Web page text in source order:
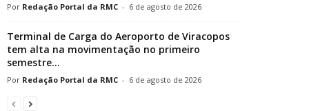
Redação Portal da RMC - 6 de agosto de 2026
Terminal de Carga do Aeroporto de Viracopos
tem alta na movimentação no primeiro
semestre...
Redação Portal da RMC - 6 de agosto de 2026